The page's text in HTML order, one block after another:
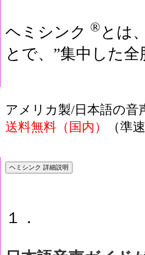
ヘミシンク ® とは
とで、”集中した
アメリカ製/日本語の音
送料無料（国内）
（準
１．